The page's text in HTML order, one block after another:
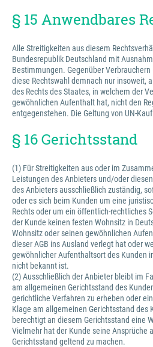
§ 15 Anwendbares
Alle Streitigkeiten aus diesem
Bundesrepublik Deutschland mit
Bestimmungen. Gegenüber
diese Rechtswahl demnach nur insoweit,
des Rechts des Staates, in welchem der
gewöhnlichen Aufenthalt hat, nicht den
entgegenstehen. Die Geltung von UN-
§ 16 Gerichtsstand
(1) Für Streitigkeiten aus oder im
Leistungen des Anbieters und/oder
des Anbieters ausschließlich zuständig,
oder es sich beim Kunden um eine
Rechts oder um ein öffentlich-rechtliches
der Kunde keinen festen Wohnsitz in
Wohnsitz oder seinen gewöhnlichen
dieser AGB ins Ausland verlegt hat oder
gewöhnlicher Aufenthaltsort des Kunden
nicht bekannt ist.
(2) Ausschließlich der Anbieter bleibt im
am allgemeinen Gerichtsstand des
gerichtliche Verfahren zu erheben oder
Klage am allgemeinen Gerichtsstand des
berechtigt an diesem Gerichtsstand eine
Vielmehr hat der Kunde seine Ansprüche
Gerichtsstand geltend zu machen.